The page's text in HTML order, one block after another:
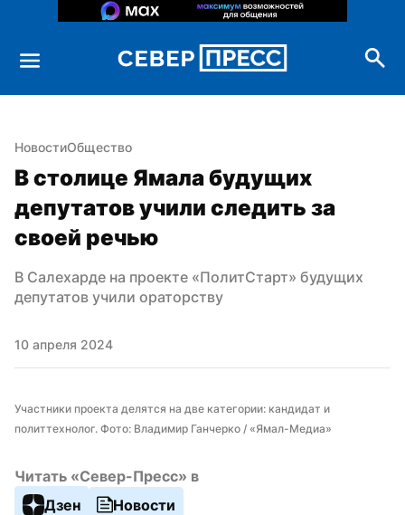
НовостиОбщество
В столице Ямала будущих
депутатов учили следить за
своей речью
В Салехарде на проекте «ПолитСтарт» будущих
депутатов учили ораторству
10 апреля 2024
Участники проекта делятся на две категории: кандидат и
политтехнолог. Фото: Владимир Ганчерко / «Ямал-Медиа»
Читать «Север-Пресс» в
Дзен
Новости